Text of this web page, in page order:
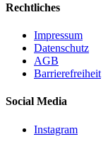
Rechtliches
Impressum
Datenschutz
AGB
Barrierefreiheit
Social Media
Instagram